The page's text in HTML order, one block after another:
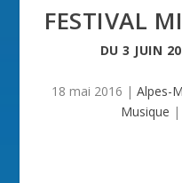
FESTIVAL
DU3 JUIN
18 mai 2016 | Alpes-
Musique |